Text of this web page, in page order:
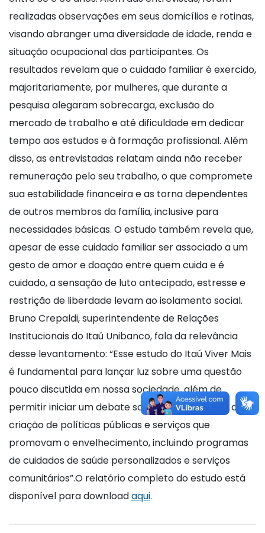
realizadas observações em seus domicílios e rotinas,
visando abranger uma diversidade de idade, renda e
situação ocupacional das participantes. Os
resultados revelam que o cuidado familiar é exercido,
majoritariamente, por mulheres, que durante a
pesquisa alegaram sobrecarga, exclusão do
mercado de trabalho e até dificuldade em dedicar
tempo aos estudos e à formação profissional. Além
disso, as entrevistadas relatam ainda não receber
remuneração pelo seu trabalho, o que compromete
sua estabilidade financeira e as torna dependentes
de outros membros da família, inclusive para
necessidades básicas. O estudo também revela que,
apesar de esse cuidado familiar ser associado a um
gesto de amor e doação entre quem cuida e é
cuidado, a sensação de luto antecipado, estresse e
restrição de liberdade levam ao isolamento social.
Bruno Crepaldi, superintendente de Relações
Institucionais do Itaú Unibanco, fala da relevância
desse levantamento: “Esse estudo do Itaú Viver Mais
é fundamental para lançar luz sobre uma questão
pouco discutida em nossa sociedade, além de
permitir iniciar um debate sobre a necessidade da
criação de políticas públicas e serviços que
promovam o envelhecimento, incluindo programas
de cuidados de saúde personalizados e serviços
comunitários”.O relatório completo do estudo está
disponível para downloadaqui.